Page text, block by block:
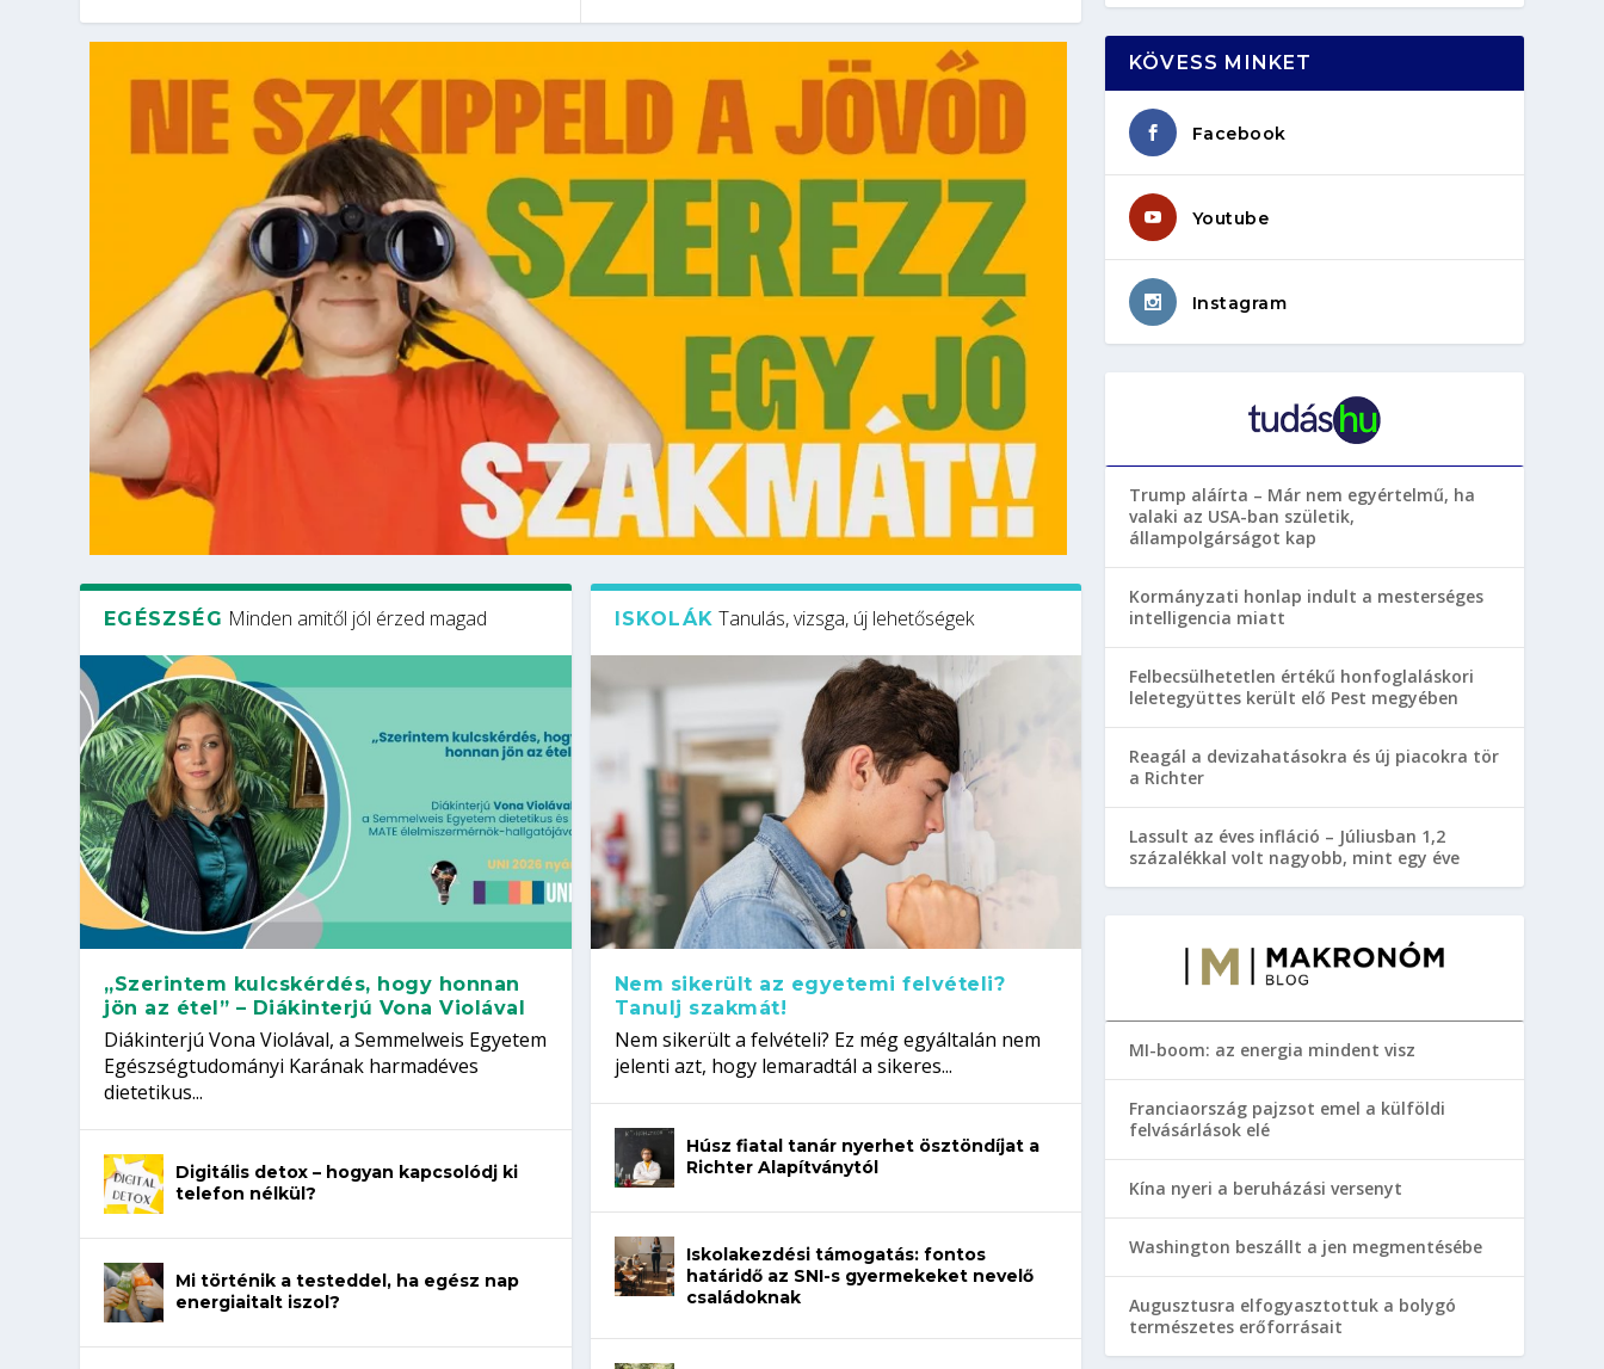
EGÉSZSÉG Minden amitől jól érzed magad
„Szerintem kulcskérdés, hogy honnan
jön az étel” – Diákinterjú Vona Violával
Diákinterjú Vona Violával, a Semmelweis Egyetem
Egészségtudományi Karának harmadéves
dietetikus...
Digitális detox – hogyan kapcsolódj ki
telefon nélkül?
Mi történik a testeddel, ha egész nap
energiaitalt iszol?
ISKOLÁK Tanulás, vizsga, új lehetőségek
Nem sikerült az egyetemi felvételi?
Tanulj szakmát!
Nem sikerült a felvételi? Ez még egyáltalán nem
jelenti azt, hogy lemaradtál a sikeres...
Húsz fiatal tanár nyerhet ösztöndíjat a
Richter Alapítványtól
Iskolakezdési támogatás: fontos
határidő az SNI-s gyermekeket nevelő
családoknak
KÖVESS MINKET
Facebook
Youtube
Instagram
Trump aláírta – Már nem egyértelmű, ha
valaki az USA-ban születik,
állampolgárságot kap
Kormányzati honlap indult a mesterséges
intelligencia miatt
Felbecsülhetetlen értékű honfoglaláskori
leletegyüttes került elő Pest megyében
Reagál a devizahatásokra és új piacokra tör
a Richter
Lassult az éves infláció – Júliusban 1,2
százalékkal volt nagyobb, mint egy éve
MI-boom: az energia mindent visz
Franciaország pajzsot emel a külföldi
felvásárlások elé
Kína nyeri a beruházási versenyt
Washington beszállt a jen megmentésébe
Augusztusra elfogyasztottuk a bolygó
természetes erőforrásait